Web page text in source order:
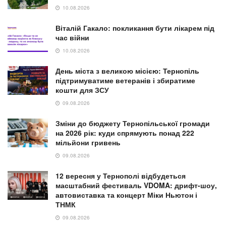
10.08.2026
Віталій Гакало: покликання бути лікарем під
час війни
10.08.2026
День міста з великою місією: Тернопіль
підтримуватиме ветеранів і збиратиме
кошти для ЗСУ
09.08.2026
Зміни до бюджету Тернопільської громади
на 2026 рік: куди спрямують понад 222
мільйони гривень
09.08.2026
12 вересня у Тернополі відбудеться
масштабний фестиваль VDOMA: дрифт-шоу,
автовиставка та концерт Міки Ньютон і
ТНМК
09.08.2026